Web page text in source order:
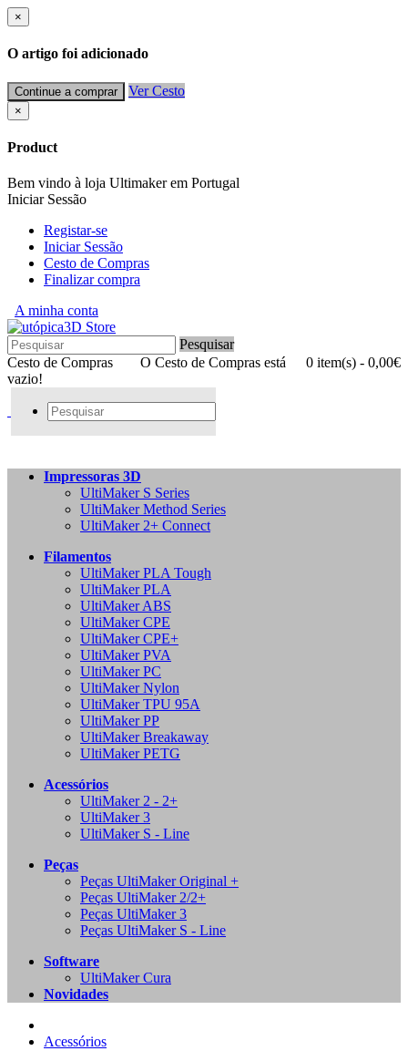
×
O artigo foi adicionado
Continue a comprar Ver Cesto
×
Product
Bem vindo à loja Ultimaker em Portugal
Iniciar Sessão
Registar-se
Iniciar Sessão
Cesto de Compras
Finalizar compra
A minha conta
Pesquisar
Cesto de Compras
0 item(s) - 0,00€
O Cesto de Compras está
vazio!
Impressoras 3D
UltiMaker S Series
UltiMaker Method Series
UltiMaker 2+ Connect
Filamentos
UltiMaker PLA Tough
UltiMaker PLA
UltiMaker ABS
UltiMaker CPE
UltiMaker CPE+
UltiMaker PVA
UltiMaker PC
UltiMaker Nylon
UltiMaker TPU 95A
UltiMaker PP
UltiMaker Breakaway
UltiMaker PETG
Acessórios
UltiMaker 2 - 2+
UltiMaker 3
UltiMaker S - Line
Peças
Peças UltiMaker Original +
Peças UltiMaker 2/2+
Peças UltiMaker 3
Peças UltiMaker S - Line
Software
UltiMaker Cura
Novidades
Acessórios